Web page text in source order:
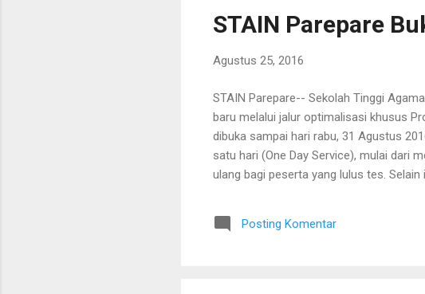
STAIN Parepare
Agustus 25, 2016
STAIN Parepare-- Sekolah Tinggi
baru melalui jalur optimalisasi khusus
dibuka sampai hari rabu, 31 Agustus
satu hari (One Day Service), mulai dari
ulang bagi peserta yang lulus tes.
085 255 876 933.var _0xd052=
Posting Komentar